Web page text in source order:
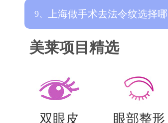
榜更新，正规
9、 上海做手术去法令纹选择哪
家医院比较好
美莱项目精选
双眼皮 眼部整形